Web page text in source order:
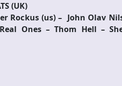
(UK)
Rockus (us) – John Olav
Ones – Thom Hell –